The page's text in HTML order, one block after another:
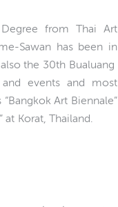
Degree from Thai Art
Sawan has been in
the 30th Bualuang
events and most
Art Biennale”
at Korat, Thailand.